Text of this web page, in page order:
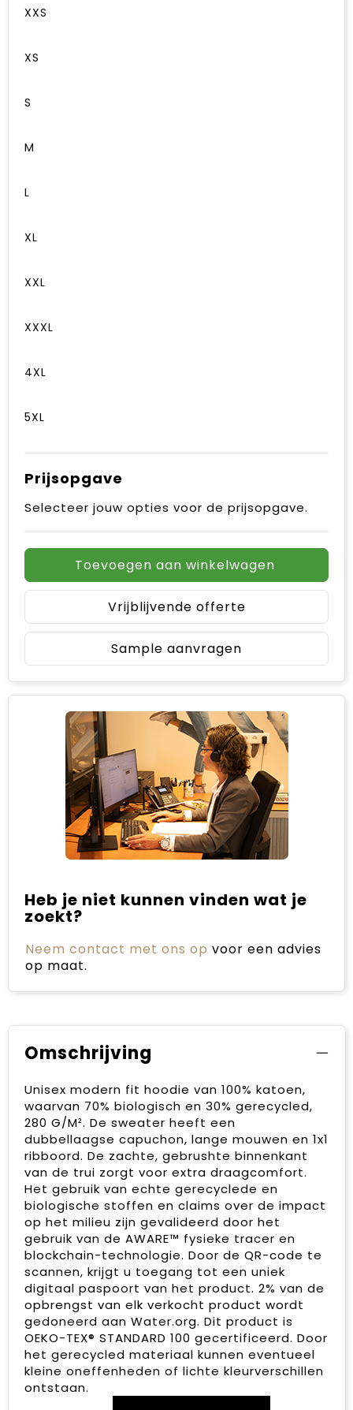
XXS
XS
S
M
L
XL
XXL
XXXL
4XL
5XL
Prijsopgave
Selecteer jouw opties voor de prijsopgave.
Toevoegen aan winkelwagen
Vrijblijvende offerte
Sample aanvragen
Heb je niet kunnen vinden wat je
zoekt?
Neem contact met ons op voor een advies
op maat.
Omschrijving
Unisex modern fit hoodie van 100% katoen,
waarvan 70% biologisch en 30% gerecycled,
280 G/M². De sweater heeft een
dubbellaagse capuchon, lange mouwen en 1x1
ribboord. De zachte, gebrushte binnenkant
van de trui zorgt voor extra draagcomfort.
Het gebruik van echte gerecyclede en
biologische stoffen en claims over de impact
op het milieu zijn gevalideerd door het
gebruik van de AWARE™ fysieke tracer en
blockchain-technologie. Door de QR-code te
scannen, krijgt u toegang tot een uniek
digitaal paspoort van het product. 2% van de
opbrengst van elk verkocht product wordt
gedoneerd aan Water.org. Dit product is
OEKO-TEX® STANDARD 100 gecertificeerd. Door
het gerecycled materiaal kunnen eventueel
kleine oneffenheden of lichte kleurverschillen
ontstaan.